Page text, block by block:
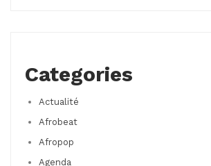
Categories
Actualité
Afrobeat
Afropop
Agenda